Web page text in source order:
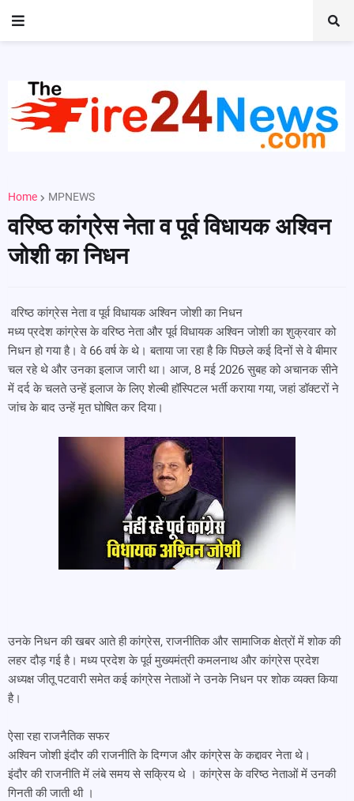
Home MPNEWS
वरिष्ठ कांग्रेस नेता व पूर्व विधायक अश्विन
जोशी का निधन
वरिष्ठ कांग्रेस नेता व पूर्व विधायक अश्विन जोशी का निधन
मध्य प्रदेश कांग्रेस के वरिष्ठ नेता और पूर्व विधायक अश्विन जोशी का शुक्रवार को
निधन हो गया है। वे 66 वर्ष के थे। बताया जा रहा है कि पिछले कई दिनों से वे बीमार
चल रहे थे और उनका इलाज जारी था। आज, 8 मई 2026 सुबह को अचानक सीने
में दर्द के चलते उन्हें इलाज के लिए शेल्बी हॉस्पिटल भर्ती कराया गया, जहां डॉक्टरों ने
जांच के बाद उन्हें मृत घोषित कर दिया।
उनके निधन की खबर आते ही कांग्रेस, राजनीतिक और सामाजिक क्षेत्रों में शोक की
लहर दौड़ गई है। मध्य प्रदेश के पूर्व मुख्यमंत्री कमलनाथ और कांग्रेस प्रदेश
अध्यक्ष जीतू पटवारी समेत कई कांग्रेस नेताओं ने उनके निधन पर शोक व्यक्त किया
है।
ऐसा रहा राजनैतिक सफर
अश्विन जोशी इंदौर की राजनीति के दिग्गज और कांग्रेस के कद्दावर नेता थे।
इंदौर की राजनीति में लंबे समय से सक्रिय थे । कांग्रेस के वरिष्ठ नेताओं में उनकी
गिनती की जाती थी ।